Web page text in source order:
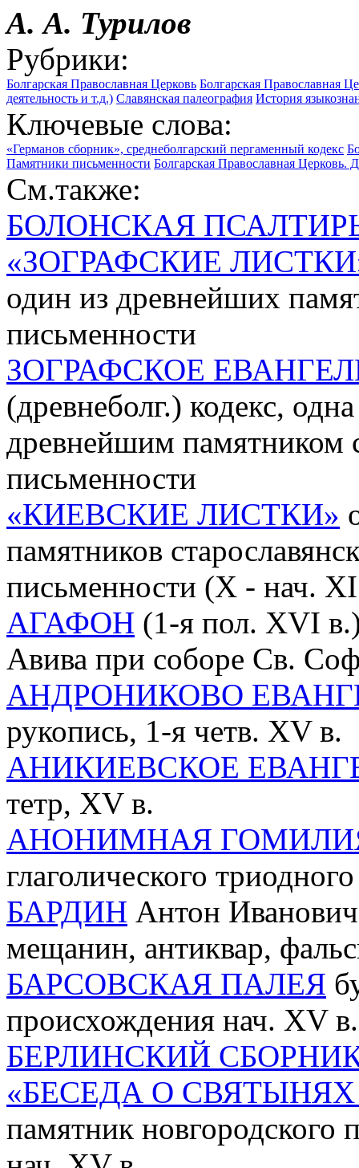
А. А. Турилов
Рубрики:
Болгарская Православная Церковь Болгарская Православная
деятельность и т.д.) Славянская палеография История
Ключевые слова:
«Германов сборник», среднеболгарский пергаменный кодекс
Памятники письменности Болгарская Православная Церковь.
См.также:
БОЛОНСКАЯ
«ЗОГРАФСКИЕ
один из древнейших
письменности
ЗОГРАФСКОЕ
(древнеболг.) кодекс,
древнейшим памятником
письменности
«КИЕВСКИЕ ЛИСТКИ»
памятников
письменности (X - нач.
АГАФОН (1-я пол. XVI
Авива при соборе Св.
АНДРОНИКОВО
рукопись, 1-я четв. XV в.
АНИКИЕВСКОЕ
тетр, XV в.
АНОНИМНАЯ
глаголического
БАРДИН Антон
мещанин, антиквар,
БАРСОВСКАЯ ПАЛЕЯ
происхождения нач. XV в.
БЕРЛИНСКИЙ
«БЕСЕДА О
памятник новгородского